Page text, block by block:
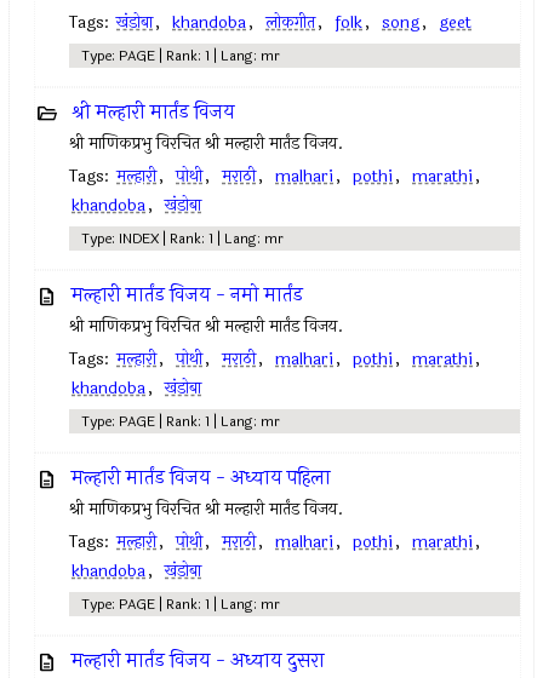
Tags: खंडोबा, khandoba, लोकगीत, folk, song, geet
Type: PAGE | Rank: 1 | Lang: mr
श्री मल्हारी मार्तंड विजय
श्री माणिकप्रभु विरचित श्री मल्हारी मार्तंड विजय.
Tags: मल्हारी, पोथी, मराठी, malhari, pothi, marathi,
khandoba, खंडोबा
Type: INDEX | Rank: 1 | Lang: mr
मल्हारी मार्तंड विजय - नमो मार्तंड
श्री माणिकप्रभु विरचित श्री मल्हारी मार्तंड विजय.
Tags: मल्हारी, पोथी, मराठी, malhari, pothi, marathi,
khandoba, खंडोबा
Type: PAGE | Rank: 1 | Lang: mr
मल्हारी मार्तंड विजय - अध्याय पहिला
श्री माणिकप्रभु विरचित श्री मल्हारी मार्तंड विजय.
Tags: मल्हारी, पोथी, मराठी, malhari, pothi, marathi,
khandoba, खंडोबा
Type: PAGE | Rank: 1 | Lang: mr
मल्हारी मार्तंड विजय - अध्याय दुसरा